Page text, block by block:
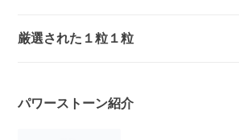
厳選された１粒１粒
パワーストーン紹介